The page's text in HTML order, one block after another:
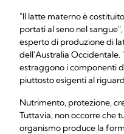
"Il latte materno è
portati al seno nel
esperto di produzione di
dell'Australia Occidentale.
estraggono i componenti
piuttosto esigenti al
Nutrimento, protezione,
Tuttavia, non occorre che
organismo produce la